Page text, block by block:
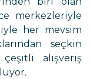
merkezleriyle
her mevsim
seçkin
alışveriş